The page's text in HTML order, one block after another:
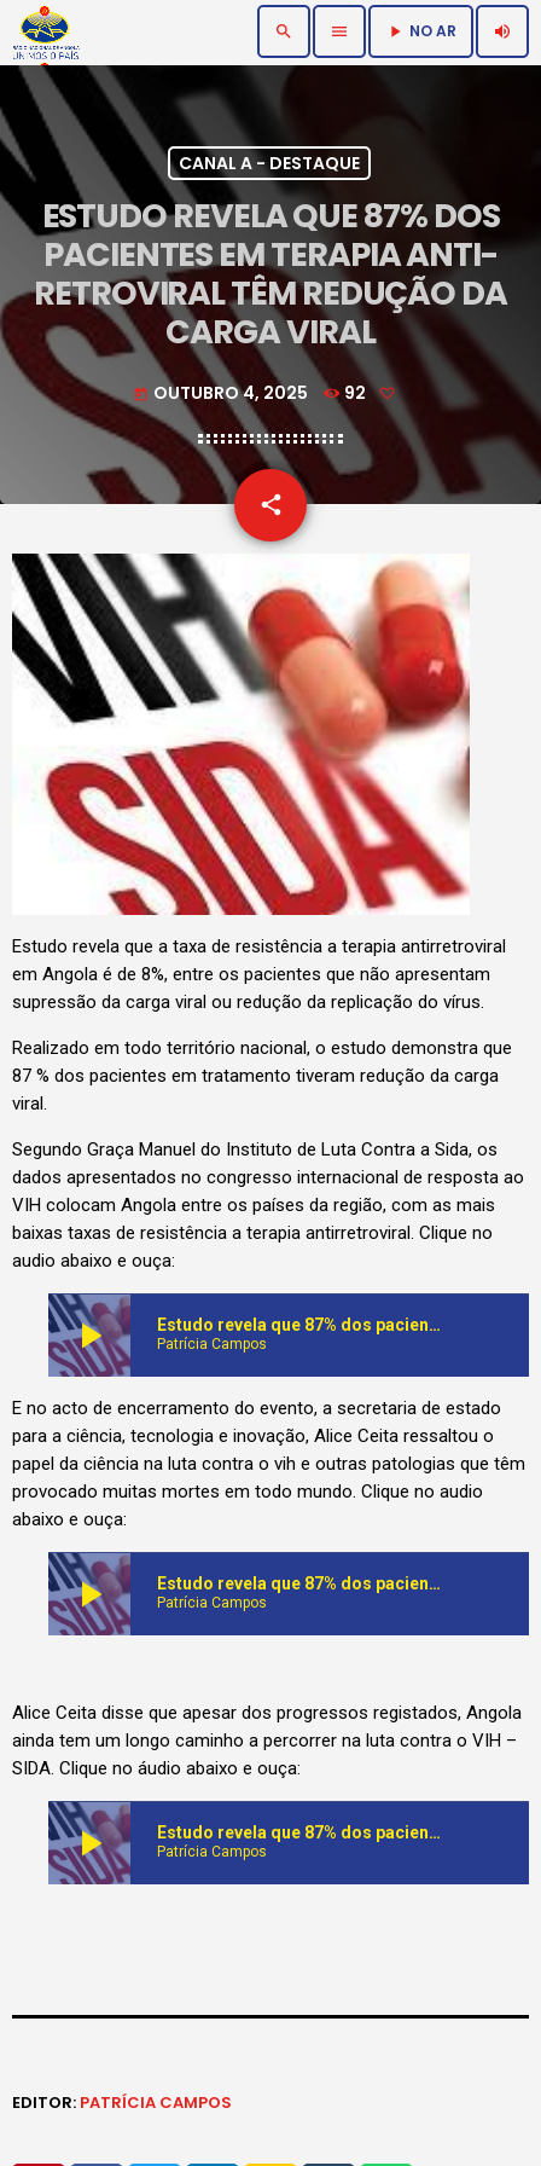
search menu play_arrow NO AR volume_up
CANAL A - DESTAQUE
ESTUDO REVELA QUE 87% DOS
PACIENTES EM TERAPIA ANTI-
RETROVIRAL TÊM REDUÇÃO DA
CARGA VIRAL
today OUTUBRO 4, 2025 92
share
email
Estudo revela que a taxa de resistência a terapia antirretroviral
em Angola é de 8%, entre os pacientes que não apresentam
supressão da carga viral ou redução da replicação do vírus.
Realizado em todo território nacional, o estudo demonstra que
87 % dos pacientes em tratamento tiveram redução da carga
viral.
Segundo Graça Manuel do Instituto de Luta Contra a Sida, os
dados apresentados no congresso internacional de resposta ao
VIH colocam Angola entre os países da região, com as mais
baixas taxas de resistência a terapia antirretroviral. Clique no
audio abaixo e ouça:
play_arrow Estudo revela que 87% dos pacientes em terapia anti-retroviral têm redução da carga viral
Patrícia Campos
E no acto de encerramento do evento, a secretaria de estado
para a ciência, tecnologia e inovação, Alice Ceita ressaltou o
papel da ciência na luta contra o vih e outras patologias que têm
provocado muitas mortes em todo mundo. Clique no audio
abaixo e ouça:
play_arrow Estudo revela que 87% dos pacientes em terapia anti-retroviral têm redução da carga viral
Patrícia Campos
Alice Ceita disse que apesar dos progressos registados, Angola
ainda tem um longo caminho a percorrer na luta contra o VIH –
SIDA. Clique no áudio abaixo e ouça:
play_arrow Estudo revela que 87% dos pacientes em terapia anti-retroviral têm redução da carga viral
Patrícia Campos
EDITOR: PATRÍCIA CAMPOS